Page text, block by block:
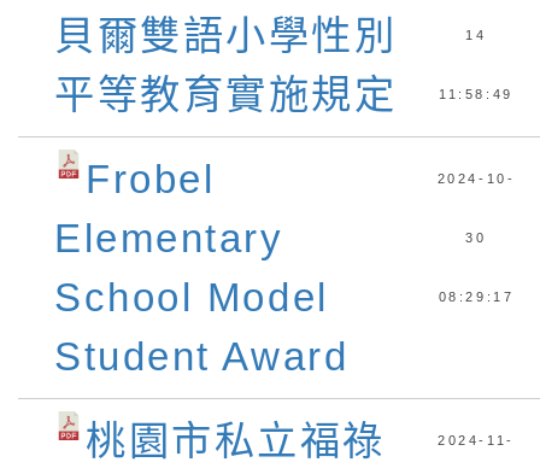
貝爾雙語小學性別
平等教育實施規定
14
11:58:49
Frobel
Elementary
School Model
Student Award
2024-10-
30
08:29:17
桃園市私立福祿
2024-11-